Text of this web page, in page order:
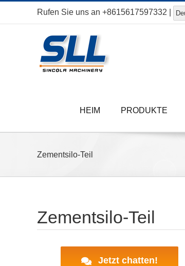
Inhalt
Rufen Sie uns an +8615617597332
HEIM PRODUKTE
Zementsilo-Teil
Zementsilo-Teil
Jetzt chatten!